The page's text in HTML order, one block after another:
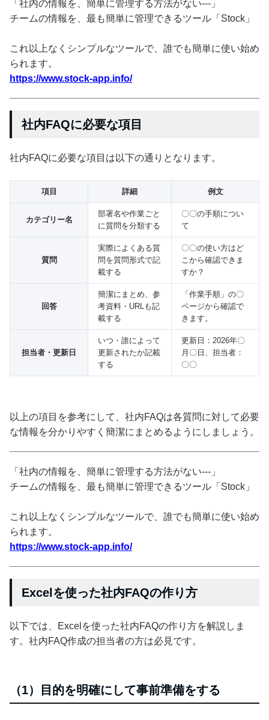
「社内の情報を、簡単に管理する方法がない---」
チームの情報を、最も簡単に管理できるツール「Stock」
これ以上なくシンプルなツールで、誰でも簡単に使い始め
られます。
https://www.stock-app.info/
社内FAQに必要な項目
社内FAQに必要な項目は以下の通りとなります。
項目 詳細 例文
カテゴリー名
部署名や作業ごと
に質問を分類する
〇〇の手順につい
て
質問
実際によくある質
問を質問形式で記
載する
〇〇の使い方はど
こから確認できま
すか？
回答
簡潔にまとめ、参
考資料・URLも記
載する
「作業手順」の〇
ページから確認で
きます。
担当者・更新日
いつ・誰によって
更新されたか記載
する
更新日：2026年〇
月〇日、担当者：
〇〇
以上の項目を参考にして、社内FAQは各質問に対して必要
な情報を分かりやすく簡潔にまとめるようにしましょう。
「社内の情報を、簡単に管理する方法がない---」
チームの情報を、最も簡単に管理できるツール「Stock」
これ以上なくシンプルなツールで、誰でも簡単に使い始め
られます。
https://www.stock-app.info/
Excelを使った社内FAQの作り方
以下では、Excelを使った社内FAQの作り方を解説しま
す。社内FAQ作成の担当者の方は必見です。
（1）目的を明確にして事前準備をする